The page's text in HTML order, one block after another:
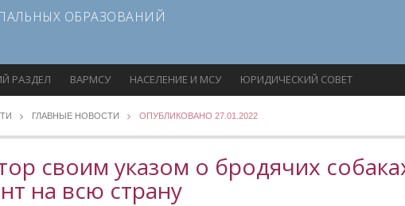
ОБРАЗОВАНИЙ
РАЗДЕЛ ВАРМСУ НАСЕЛЕНИЕ И МСУ ЮРИДИЧЕСКИЙ СОВЕТ
ГЛАВНЫЕ НОВОСТИ ОПУБЛИКОВАНО 27.01.2022
своим указом о бродячих
на всю страну